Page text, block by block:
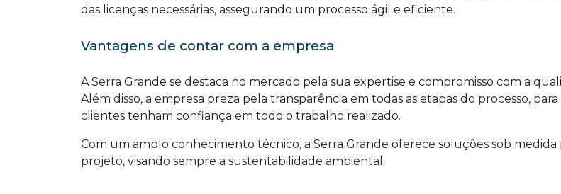
das licenças necessárias, assegurando um processo ágil e eficiente.
Vantagens de contar com a empresa
A Serra Grande se destaca no mercado pela sua expertise e compromisso com a
Além disso, a empresa preza pela transparência em todas as etapas do processo,
clientes tenham confiança em todo o trabalho realizado.
Com um amplo conhecimento técnico, a Serra Grande oferece soluções sob medida
projeto, visando sempre a sustentabilidade ambiental.